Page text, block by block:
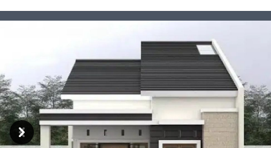
Previous
Next